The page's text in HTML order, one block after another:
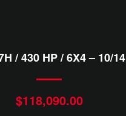
/ 430 HP / 6X4 – 10/
$118,090.00